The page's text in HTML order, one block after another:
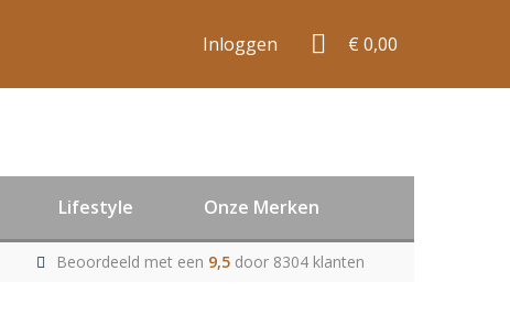
Inloggen € 0,00
Lifestyle Onze Merken
Beoordeeld met een 9,5 door 8304 klanten